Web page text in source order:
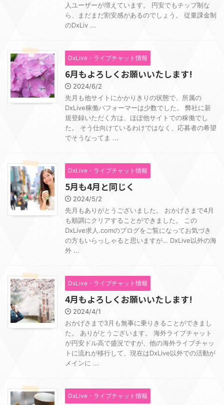
人ユーザーが増えています。 円安でもチップ制な
ら、まだまだ割安感があるのでしょう。 従量課金制
のDxLiv ...
DxLive・ライブチャット情報
6月もよろしくお願いいたします!
2024/6/2
先月も他サイトにかかりきりの状態で、所属の
DxLive稼働パフォーマーは少数でした。 弊社に新
規登録いただく方は、ほぼ他サイトでの稼働でし
た。 そう仕向けているわけではなく、応募者の希望
でそうなってま ...
DxLive・ライブチャット情報
5月も4月と同じく
2024/5/2
先月もありがとうございました。 おかげさまで4月
も順調にクリアすることができました。 この
DxLive求人.comのブログをご覧になってお気づき
の方もいらっしゃると思いますが… DxLive以外の海
外 ...
DxLive・ライブチャット情報
4月もよろしくお願いいたします!
2024/4/1
おかげさまで3月も無事に乗りきることができまし
た。 ありがとうございます。 海外ライブチャット
が円安ドル高で盛況ですが、他の海外ライブチャッ
トに流れが移行して、現在はDxLive以外での活動が
メインに ...
DxLive・ライブチャット情報